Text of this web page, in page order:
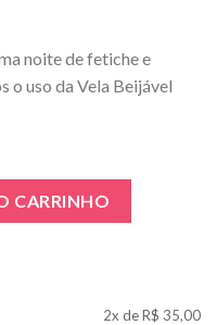
noite de fetiche e
o uso da Vela Beijável
CARRINHO
2x de R$ 35,00